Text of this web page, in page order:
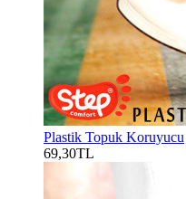
Plastik Topuk Koruyucu
69,30TL